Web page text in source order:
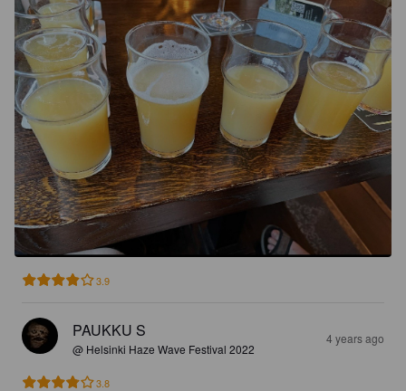
3.9
PAUKKU S
@ Helsinki Haze Wave Festival 2022
4 years ago
3.8